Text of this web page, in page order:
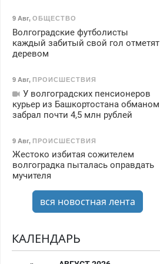
9 Авг, ОБЩЕСТВО
Волгоградские футболисты
каждый забитый свой гол отметят
деревом
9 Авг, ПРОИСШЕСТВИЯ
У волгоградских пенсионеров
курьер из Башкортостана обманом
забрал почти 4,5 млн рублей
9 Авг, ПРОИСШЕСТВИЯ
Жестоко избитая сожителем
волгоградка пыталась оправдать
мучителя
вся новостная лента
КАЛЕНДАРЬ